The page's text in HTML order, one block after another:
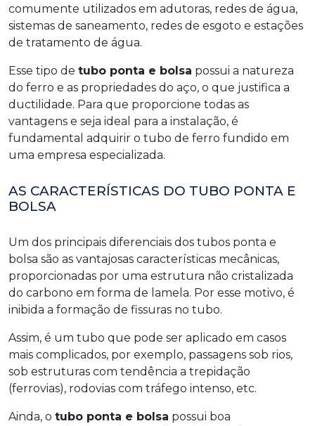
comumente utilizados em adutoras, redes de água,
sistemas de saneamento, redes de esgoto e estações
de tratamento de água.
Esse tipo de tubo ponta e bolsa possui a natureza
do ferro e as propriedades do aço, o que justifica a
ductilidade. Para que proporcione todas as
vantagens e seja ideal para a instalação, é
fundamental adquirir o tubo de ferro fundido em
uma empresa especializada.
AS CARACTERÍSTICAS DO TUBO PONTA E
BOLSA
Um dos principais diferenciais dos tubos ponta e
bolsa são as vantajosas características mecânicas,
proporcionadas por uma estrutura não cristalizada
do carbono em forma de lamela. Por esse motivo, é
inibida a formação de fissuras no tubo.
Assim, é um tubo que pode ser aplicado em casos
mais complicados, por exemplo, passagens sob rios,
sob estruturas com tendência a trepidação
(ferrovias), rodovias com tráfego intenso, etc.
Ainda, o tubo ponta e bolsa possui boa